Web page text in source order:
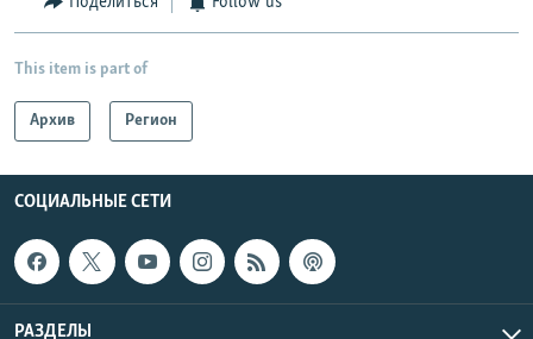
This item is part of
Архив Регион
СОЦИАЛЬНЫЕ СЕТИ
РАЗДЕЛЫ